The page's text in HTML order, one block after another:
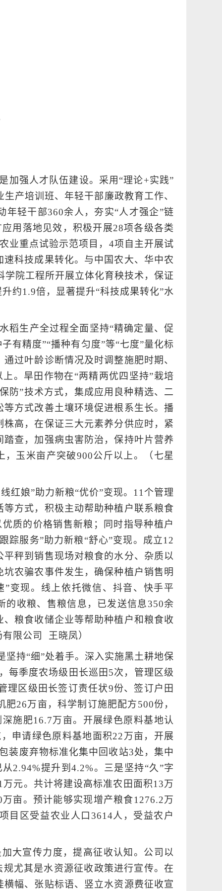
加强人才队伍建设。采用“理论+实践”
产培训班、年轻干部廉政教育工作、
轻干部360余人，夯实“人才强企”链
用落地见效，积极开展28项各级各类
业重点试验示范项目，4项自主开展试
科技成果转化。与中国农大、华中农
院工程所开展立体化育秧技术，保证
约1.9倍，显著提升“科技成果转化”水
稻生产全过程全面坚持“精确定量、促
有精度”“播种有匀度”等“七度”量化标
过叶龄诊断情况及时调整施肥时期、
。旱田作物在“两精两优四坚持”栽培
防”技术方式，集成应用良种精选、二
方式改善土壤环境促进根系生长。播
高，在保证三大元素养分供应时，紧
查，加强病虫害防治，保持叶片营养
玉米亩产突破900公斤以上。（七星
红娘”助力新粮“优价”变现。11个管理
方式，积极主动帮助种植户联系粮食
质的价格销售新粮；同时指导种植户
踪服务”助力新粮“舒心”变现。成立12
秤到销售现场对粮食的水分、杂质以
农骗农事件发生，确保种植户销售明
变现。线上依托微信、抖音、快手平
的收粮、售粮信息，已发送信息350余
粮食收储企业等帮助种植户和粮食收
限公司 王晓凤）
持“细”处着手。深入实施黑土耕地保
每季度农场级田长巡田5次，管理区级
理区级田长签订责任状9份、签订户田
26万亩，科学制订施肥配方500份，
施肥16.7万亩。开展绿色原料基地认
申请绿色原料基地面积22万亩，开展
装废弃物标准化集中回收站3处，集中
2.94%提升到4.2%。三是坚持“久”字
元。共计将建设高标准农田面积13万
亩。预计能够实现增产粮食1276.2万
目区受益农业人口3614人，受益农户
大宣传力度，提高征收认知。公司以
尤其是水资源征收政策进行宣传。在
幅、张贴标语、竖立水资源费征收宣